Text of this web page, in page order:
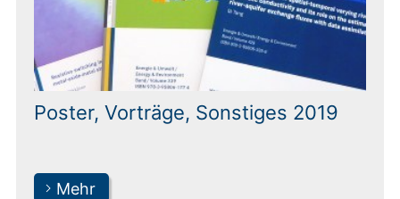
Poster, Vorträge, Sonstiges 2019
Mehr